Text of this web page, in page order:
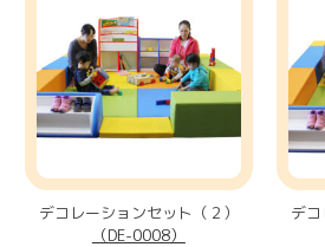
デコレーションセット（２）
（DE-0008）
デコ